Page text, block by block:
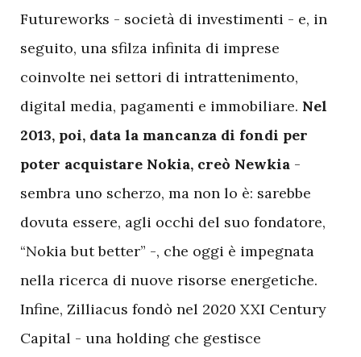
Futureworks - società di investimenti - e, in
seguito, una sfilza infinita di imprese
coinvolte nei settori di intrattenimento,
digital media, pagamenti e immobiliare. Nel
2013, poi, data la mancanza di fondi per
poter acquistare Nokia, creò Newkia -
sembra uno scherzo, ma non lo è: sarebbe
dovuta essere, agli occhi del suo fondatore,
“Nokia but better” -, che oggi è impegnata
nella ricerca di nuove risorse energetiche.
Infine, Zilliacus fondò nel 2020 XXI Century
Capital - una holding che gestisce